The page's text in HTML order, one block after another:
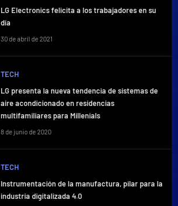
LG Electronics felicita a los trabajadores en su
día
30 de abril de 2021
TECH
LG presenta la nueva tendencia de sistemas de
aire acondicionado en residencias
multifamiliares para Millenials
8 de junio de 2020
TECH
Instrumentación de la manufactura, pilar para la
industria digitalizada 4.0